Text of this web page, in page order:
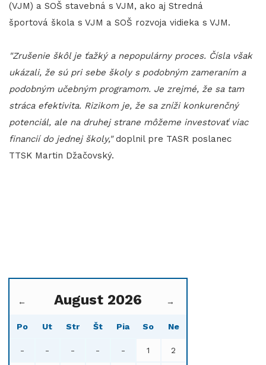
(VJM) a SOŠ stavebná s VJM, ako aj Stredná
športová škola s VJM a SOŠ rozvoja vidieka s VJM.
"Zrušenie škôl je ťažký a nepopulárny proces. Čísla však
ukázali, že sú pri sebe školy s podobným zameraním a
podobným učebným programom. Je zrejmé, že sa tam
stráca efektivita. Rizikom je, že sa zníži konkurenčný
potenciál, ale na druhej strane môžeme investovať viac
financií do jednej školy,"doplnil pre TASR poslanec
TTSK Martin Džačovský.
← August 2026 →
Po Ut Str Št Pia So Ne
- - - - - 1 2